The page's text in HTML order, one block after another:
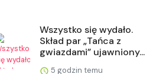
Wszystko się wydało.
Skład par „Tańca z
gwiazdami” ujawniony...
5 godzin temu